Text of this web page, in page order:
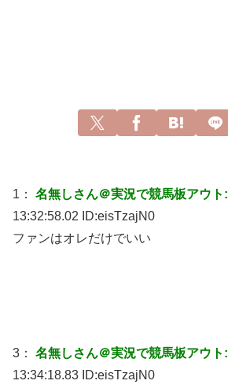
1： 名無しさん＠実況で競馬板アウト:
13:32:58.02 ID:eisTzajN0
ファンはオレだけでいい
3： 名無しさん＠実況で競馬板アウト:
13:34:18.83 ID:eisTzajN0